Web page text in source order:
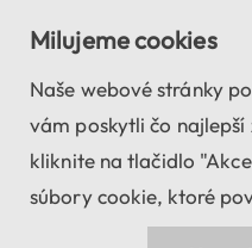
Milujeme cookies
Naše webové stránky
vám poskytli čo
kliknite na tlačidlo
súbory cookie, ktoré